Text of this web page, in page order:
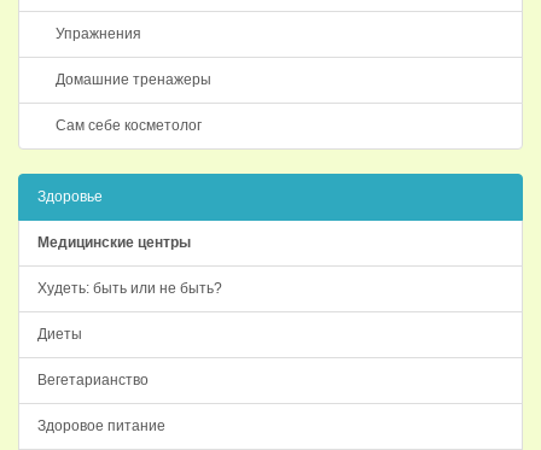
Упражнения
Домашние тренажеры
Сам себе косметолог
Здоровье
Медицинские центры
Худеть: быть или не быть?
Диеты
Вегетарианство
Здоровое питание